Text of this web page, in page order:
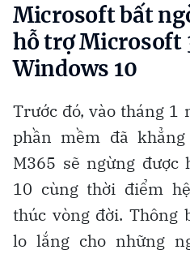
Microsoft bất
hỗ trợ Microsoft
Windows 10
Trước đó, vào tháng 1
phần mềm đã
M365 sẽ ngừng
10 cùng thời điểm
thúc vòng đời. Thông
lo lắng cho những